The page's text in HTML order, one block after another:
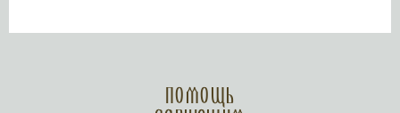
Помощь